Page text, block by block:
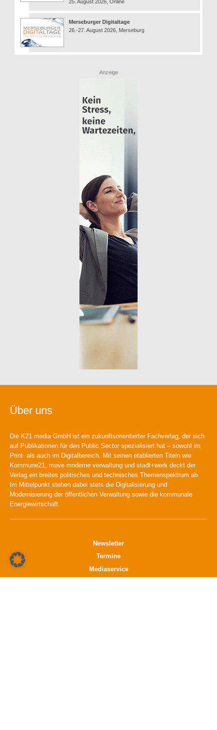
25. August 2026, Online
Merseburger Digitaltage
26.-27. August 2026, Merseburg
Anzeige
Über uns
Die K21 media GmbH ist ein zukunftsorientierter Fachverlag, der sich
auf Publikationen für den Public Sector spezialisiert hat – sowohl im
Print- als auch im Digitalbereich. Mit seinen etablierten Titeln wie
Kommune21, move moderne verwaltung und stadt+werk deckt der
Verlag ein breites politisches und technisches Themenspektrum ab.
Im Mittelpunkt stehen dabei stets die Digitalisierung und
Modernisierung der öffentlichen Verwaltung sowie die kommunale
Energiewirtschaft.
Newsletter
Termine
Mediaservice